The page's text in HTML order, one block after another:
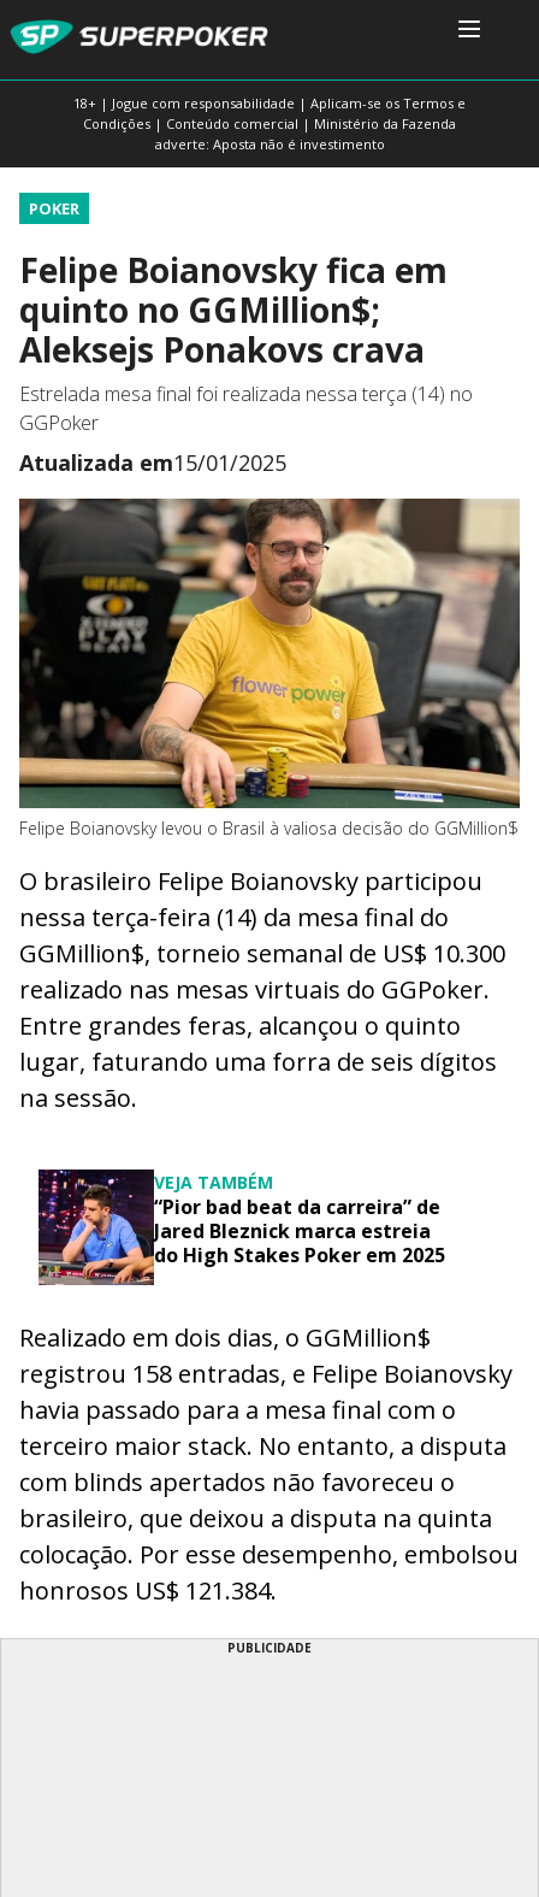
18+ | Jogue com responsabilidade | Aplicam-se os Termos e
Condições | Conteúdo comercial | Ministério da Fazenda
adverte: Aposta não é investimento
POKER
Felipe Boianovsky fica em
quinto no GGMillion$;
Aleksejs Ponakovs crava
Estrelada mesa final foi realizada nessa terça (14) no
GGPoker
Atualizada em15/01/2025
Felipe Boianovsky levou o Brasil à valiosa decisão do GGMillion$
O brasileiro Felipe Boianovsky participou
nessa terça-feira (14) da mesa final do
GGMillion$, torneio semanal de US$ 10.300
realizado nas mesas virtuais do GGPoker.
Entre grandes feras, alcançou o quinto
lugar, faturando uma forra de seis dígitos
na sessão.
VEJA TAMBÉM
“Pior bad beat da carreira” de
Jared Bleznick marca estreia
do High Stakes Poker em 2025
Realizado em dois dias, o GGMillion$
registrou 158 entradas, e Felipe Boianovsky
havia passado para a mesa final com o
terceiro maior stack. No entanto, a disputa
com blinds apertados não favoreceu o
brasileiro, que deixou a disputa na quinta
colocação. Por esse desempenho, embolsou
honrosos US$ 121.384.
PUBLICIDADE